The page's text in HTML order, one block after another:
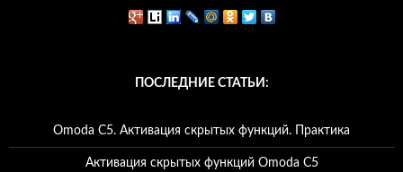
ПОСЛЕДНИЕ СТАТЬИ:
Omoda C5. Активация скрытых функций. Практика
Активация скрытых функций Omoda C5